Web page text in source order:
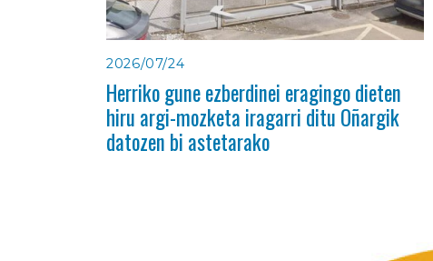
2026/07/24
Herriko gune ezberdinei eragingo dieten
hiru argi-mozketa iragarri ditu Oñargik
datozen bi astetarako